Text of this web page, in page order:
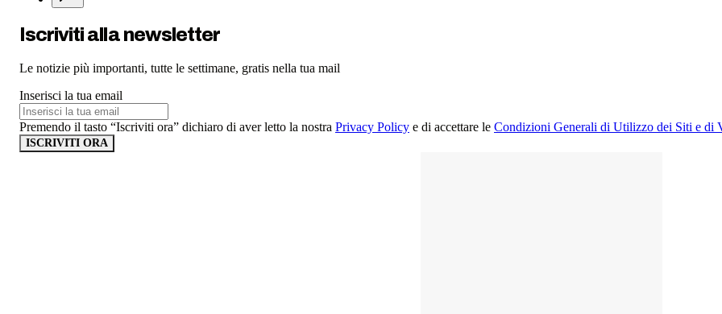
Iscriviti alla newsletter
Le notizie più importanti, tutte le settimane, gratis nella tua mail
Inserisci la tua email
Premendo il tasto “Iscriviti ora” dichiaro di aver letto la nostra Privacy Policy e di accettare le Condizioni Generali di Utilizzo dei Siti e di
ISCRIVITI ORA